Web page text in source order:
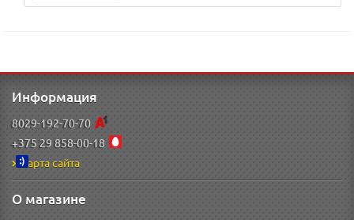
Информация
8029-192-70-70
+375 29 858-00-18
Карта сайта
О магазине